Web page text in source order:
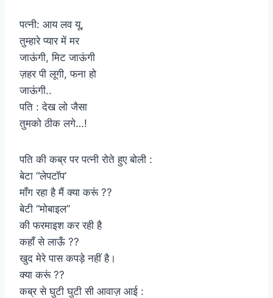
पत्नी: आय लव यू,
तुम्हारे प्यार में मर
जाऊंगी, मिट जाऊंगी
ज़हर पी लूगी, फना हो
जाऊंगी..
पति : देख लो जैसा
तुमको ठीक लगे…!
पति की कब्र पर पत्नी रोते हुए बोली :
बेटा “लेपटॉप’
माँग रहा है मैं क्या करूं ??
बेटी “मोबाइल”
की फरमाइश कर रही है
कहाँ से लाऊँ ??
खुद मेरे पास कपड़े नहीं है।
क्या करूं ??
कब्र से घुटी घुटी सी आवाज़ आई :